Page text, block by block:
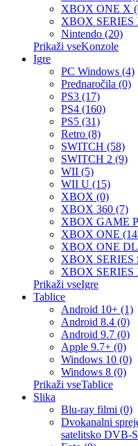
XBOX ONE X
XBOX SERIES
Nintendo (20)
Prikaži vseKonzole
Igre
PC Windows (4)
Prednaročila (0)
PS3 (17)
PS4 (160)
PS5 (31)
Retro (8)
SWITCH (58)
SWITCH 2 (9)
WII (5)
WII U (15)
XBOX (0)
XBOX 360 (7)
XBOX GAME
XBOX ONE
XBOX ONE
XBOX
XBOX SERIES
Prikaži vseIgre
Tablice
Android 10+ (1)
Android 8.4 (0)
Android 9.7 (0)
Apple 9.7+ (0)
Windows 10 (0)
Windows 8 (0)
Prikaži vseTablice
Slika
Blu-ray filmi (0)
Dvokanalni
satelitsko DVB-